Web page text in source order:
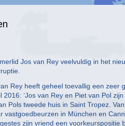
Jos van Rey veelvuldig in het
Rey heeft geheel toevallig een zeer
‘Jos van Rey en Piet van Pol
Pols tweede huis in Saint Tropez.
in München en
zijn vriend een